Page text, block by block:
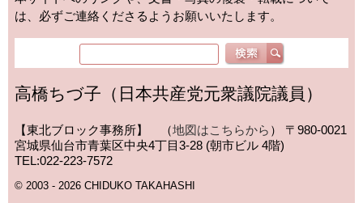
は、必ずご連絡くださるようお願いいたします。
高橋ちづ子（日本共産党元衆議院議員）
【東北ブロック事務所】 （地図はこちらから ）
〒980-0021
宮城県仙台市青葉区中央4丁目3-28 (朝市ビル 4階)
TEL:022-223-7572
© 2003 - 2026 CHIDUKO TAKAHASHI